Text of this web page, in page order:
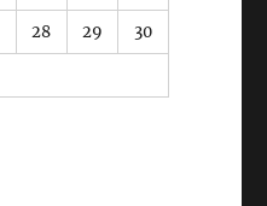
28 29 30